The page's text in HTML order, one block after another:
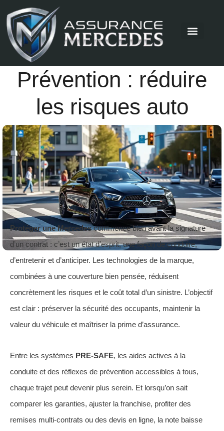
Prévention : réduire
les risques auto
Mercedes
Protéger une Mercedescommence bien avant la signature
d’un contrat : c’est un état d’esprit, une façon de conduire,
d’entretenir et d’anticiper. Les technologies de la marque,
combinées à une couverture bien pensée, réduisent
concrètement les risques et le coût total d’un sinistre. L’objectif
est clair : préserver la sécurité des occupants, maintenir la
valeur du véhicule et maîtriser la prime d’assurance.
Entre les systèmes PRE‑SAFE, les aides actives à la
conduite et des réflexes de prévention accessibles à tous,
chaque trajet peut devenir plus serein. Et lorsqu’on sait
comparer les garanties, ajuster la franchise, profiter des
remises multi‑contrats ou des devis en ligne, la note baisse